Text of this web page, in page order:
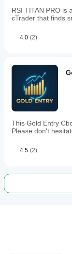
RSI TITAN PRO is
cTrader that finds
4.0 (2)
This Gold Entry
Please don't
4.5 (2)